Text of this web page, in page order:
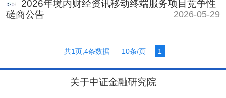
2026年境内财经资讯移动终端服务项目竞争性
磋商公告
2026-05-29
共1页,4条数据 10条/页 1
关于中证金融研究院